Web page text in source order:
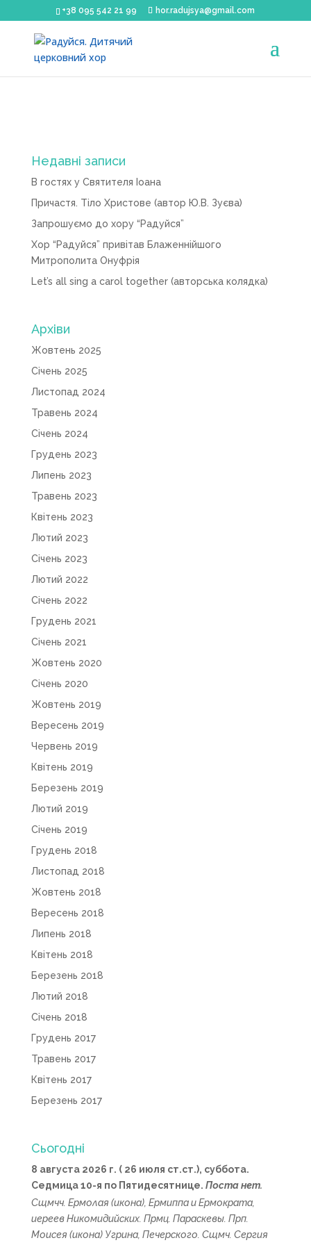
+38 095 542 21 99 hor.radujsya@gmail.com
Недавні записи
В гостях у Святителя Іоана
Причастя. Тіло Христове (автор Ю.В. Зуєва)
Запрошуємо до хору “Радуйся”
Хор “Радуйся” привітав Блаженнійшого
Митрополита Онуфрія
Let’s all sing a carol together (авторська колядка)
Архіви
Жовтень 2025
Січень 2025
Листопад 2024
Травень 2024
Січень 2024
Грудень 2023
Липень 2023
Травень 2023
Квітень 2023
Лютий 2023
Січень 2023
Лютий 2022
Січень 2022
Грудень 2021
Січень 2021
Жовтень 2020
Січень 2020
Жовтень 2019
Вересень 2019
Червень 2019
Квітень 2019
Березень 2019
Лютий 2019
Січень 2019
Грудень 2018
Листопад 2018
Жовтень 2018
Вересень 2018
Липень 2018
Квітень 2018
Березень 2018
Лютий 2018
Січень 2018
Грудень 2017
Травень 2017
Квітень 2017
Березень 2017
Сьогодні
8 августа 2026 г. ( 26 июля ст.ст.), суббота.
Седмица 10-я по Пятидесятнице. Поста нет.
Сщмчч. Ермолая (икона), ЕрмиппаиЕрмократа,
иереев Никомидийских. Прмц. Параскевы. Прп.
Моисея (икона) Угрина, Печерского. Сщмч. Сергия